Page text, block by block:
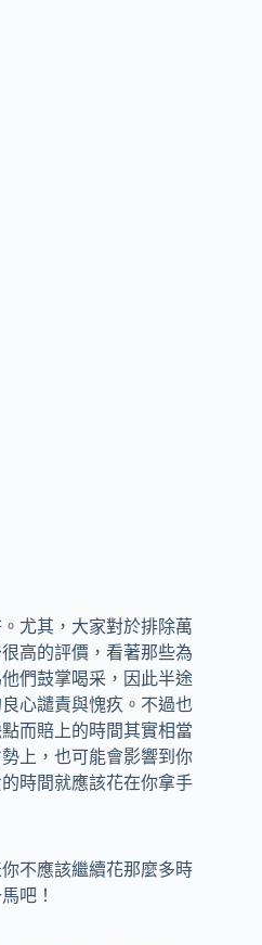
尤其，大家對於排除萬
高的評價，看著那些為
們鼓掌喝采，因此半途
心譴責與愧疚。不過也
而賠上的時間其實相當
上，也可能會影響到你
時間就應該花在你拿手
不應該繼續花那麼多時
吧！